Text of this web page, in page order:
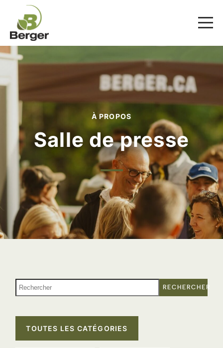
À PROPOS
Salle de presse
RECHERCHER
TOUTES LES CATÉGORIES